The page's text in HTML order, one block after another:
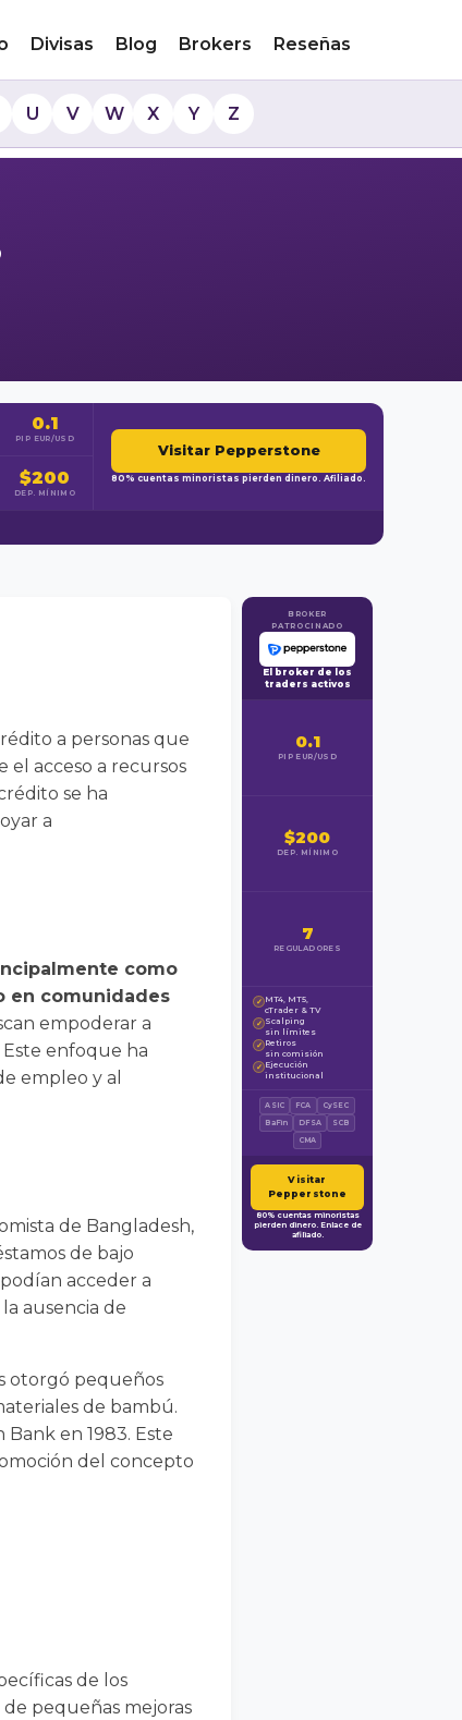
Divisas Blog Brokers Reseñas
U V W X Y Z
0.1
PIP EUR/USD
$200
DEP. MÍNIMO
Visitar Pepperstone
80% cuentas minoristas pierden dinero. Afiliado.
a personas que
acceso a recursos
se ha
a
como
en comunidades
empoderar a
enfoque ha
empleo y al
de Bangladesh,
de bajo
acceder a
ausencia de
otorgó pequeños
de bambú.
en 1983. Este
del concepto
de los
pequeñas mejoras
BROKER
PATROCINADO
El broker de los
traders activos
0.1
PIP EUR/USD
$200
DEP. MÍNIMO
7
REGULADORES
✓ MT4, MT5,
cTrader & TV
✓ Scalping
sin límites
✓ Retiros
sin comisión
✓ Ejecución
institucional
ASIC FCA
CySEC
BaFin
DFSA
SCB
CMA
Visitar
Pepperstone
80% cuentas minoristas
pierden dinero. Enlace de
afiliado.